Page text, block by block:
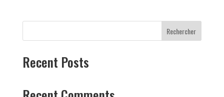
Rechercher
Recent Posts